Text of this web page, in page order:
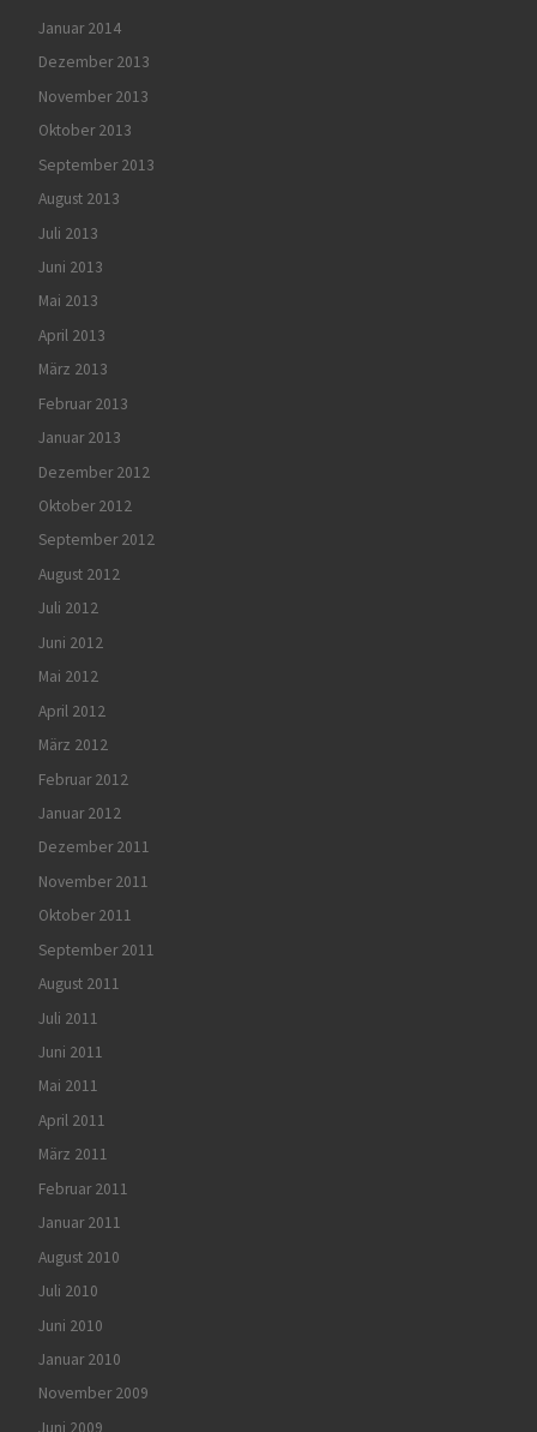
Januar 2014
Dezember 2013
November 2013
Oktober 2013
September 2013
August 2013
Juli 2013
Juni 2013
Mai 2013
April 2013
März 2013
Februar 2013
Januar 2013
Dezember 2012
Oktober 2012
September 2012
August 2012
Juli 2012
Juni 2012
Mai 2012
April 2012
März 2012
Februar 2012
Januar 2012
Dezember 2011
November 2011
Oktober 2011
September 2011
August 2011
Juli 2011
Juni 2011
Mai 2011
April 2011
März 2011
Februar 2011
Januar 2011
August 2010
Juli 2010
Juni 2010
Januar 2010
November 2009
Juni 2009